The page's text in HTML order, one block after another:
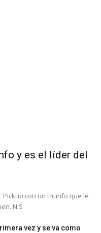
y es el líder del
Pickup con un triunfo que le
N.S
vez y se va como